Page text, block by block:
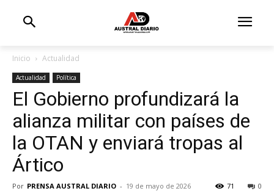
Inicio Actualidad
Actualidad Política
El Gobierno profundizará la
alianza militar con países de
la OTAN y enviará tropas al
Ártico
Por PRENSA AUSTRAL DIARIO - 19 de mayo de 2026 0
71